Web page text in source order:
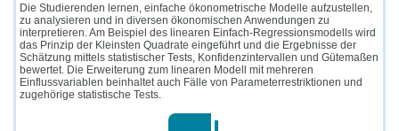
Die Studierenden lernen, einfache ökonometrische Modelle aufzustellen,
zu analysieren und in diversen ökonomischen Anwendungen zu
interpretieren. Am Beispiel des linearen Einfach-Regressionsmodells wird
das Prinzip der Kleinsten Quadrate eingeführt und die Ergebnisse der
Schätzung mittels statistischer Tests, Konfidenzintervallen und Gütemaßen
bewertet. Die Erweiterung zum linearen Modell mit mehreren
Einflussvariablen beinhaltet auch Fälle von Parameterrestriktionen und
zugehörige statistische Tests.